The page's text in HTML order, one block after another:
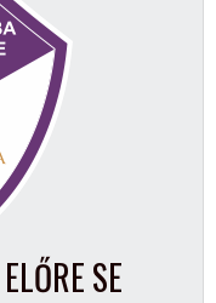
SE